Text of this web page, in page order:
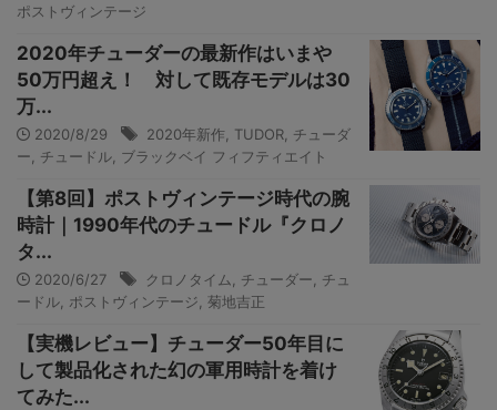
ポストヴィンテージ
2020年チューダーの最新作はいまや
50万円超え！ 対して既存モデルは30
万...
2020/8/29 2020年新作 TUDOR チューダ
ー
チュードル ブラックベイ フィフティエイト
【第8回】ポストヴィンテージ時代の腕
時計｜1990年代のチュードル『クロノ
タ...
2020/6/27 クロノタイム チューダー
チュ
ードル ポストヴィンテージ 菊地吉正
【実機レビュー】チューダー50年目に
して製品化された幻の軍用時計を着け
てみた...